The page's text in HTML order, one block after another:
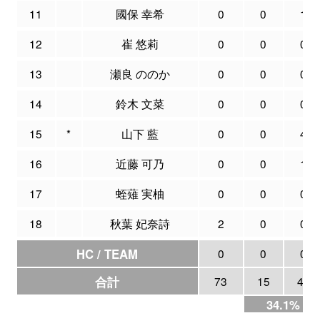
11 國保 幸希 0 0
1
12
崔 悠莉 0 0
0
13
瀬良 ののか 0 0
0
14
鈴木 文菜 0 0
0
15
* 山下 藍 0 0
4
16
近藤 可乃 0 0
1
17
蛭薙 実柚 0 0
0
18
秋葉 妃奈詩 2 0 0
HC / TEAM 0 0 0
合計 73 15 44
34.1%